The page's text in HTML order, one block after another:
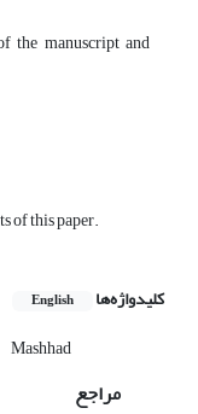
the manuscript and
of this paper.
کلیدواژه‌ها English
Mashhad
مراجع